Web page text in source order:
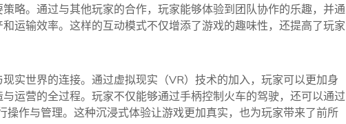
略。通过与其他玩家的合作，玩家能够体验到团队协作的乐趣，并通
运输效率。这样的互动模式不仅增添了游戏的趣味性，还提高了玩家
实世界的连接。通过虚拟现实（VR）技术的加入，玩家可以更加身
运营的全过程。玩家不仅能够通过手柄控制火车的驾驶，还可以通过
操作与管理。这种沉浸式体验让游戏更加真实，也为玩家带来了前所